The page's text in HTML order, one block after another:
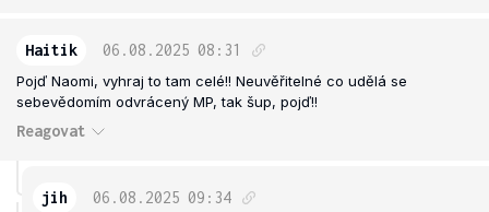
Haitik 06.08.2025 08:31
Pojď Naomi, vyhraj to tam celé!! Neuvěřitelné co udělá se
sebevědomím odvrácený MP, tak šup, pojď!!
Reagovat
jih 06.08.2025 09:34